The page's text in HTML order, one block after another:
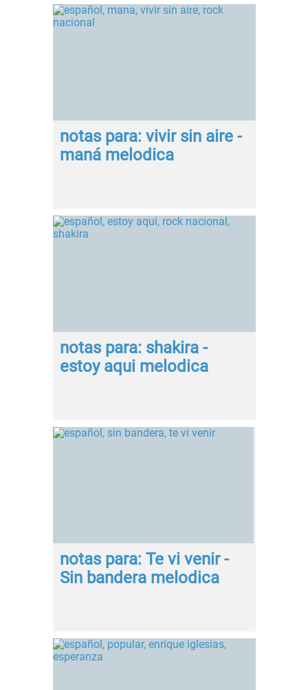
notas para: vivir sin aire -
maná melodica
notas para: shakira -
estoy aqui melodica
notas para: Te vi venir -
Sin bandera melodica